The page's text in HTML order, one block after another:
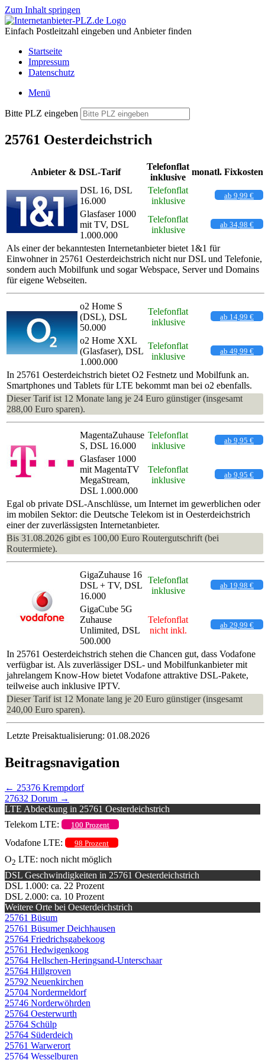
Zum Inhalt springen
Einfach Postleitzahl eingeben und Anbieter finden
Startseite
Impressum
Datenschutz
Menü
Bitte PLZ eingeben
25761 Oesterdeichstrich
Anbieter & DSL-Tarif
Telefonflat
inklusive
monatl. Fixkosten
DSL 16, DSL
16.000
Telefonflat
inklusive
ab 9,99 €
Glasfaser 1000
mit TV, DSL
1.000.000
Telefonflat
inklusive
ab 34,98 €
Als einer der bekanntesten Internetanbieter bietet 1&1 für
Einwohner in 25761 Oesterdeichstrich nicht nur DSL und Telefonie,
sondern auch Mobilfunk und sogar Webspace, Server und Domains
für eigene Webseiten.
o2 Home S
(DSL), DSL
50.000
Telefonflat
inklusive
ab 14,99 €
o2 Home XXL
(Glasfaser), DSL
1.000.000
Telefonflat
inklusive
ab 49,99 €
In 25761 Oesterdeichstrich bietet O2 Festnetz und Mobilfunk an.
Smartphones und Tablets für LTE bekommt man bei o2 ebenfalls.
Dieser Tarif ist 12 Monate lang je 24 Euro günstiger (insgesamt
288,00 Euro sparen).
MagentaZuhause
S, DSL 16.000
Telefonflat
inklusive
ab 9,95 €
Glasfaser 1000
mit MagentaTV
MegaStream,
DSL 1.000.000
Telefonflat
inklusive
ab 9,95 €
Egal ob private DSL-Anschlüsse, um Internet im gewerblichen oder
im mobilen Sektor: die Deutsche Telekom ist in Oesterdeichstrich
einer der zuverlässigsten Internetanbieter.
Bis 31.08.2026 gibt es 100,00 Euro Routergutschrift (bei
Routermiete).
GigaZuhause 16
DSL + TV, DSL
16.000
Telefonflat
inklusive
ab 19,98 €
GigaCube 5G
Zuhause
Unlimited, DSL
500.000
Telefonflat
nicht inkl.
ab 29,99 €
In 25761 Oesterdeichstrich stehen die Chancen gut, dass Vodafone
verfügbar ist. Als zuverlässiger DSL- und Mobilfunkanbieter mit
jahrelangem Know-How bietet Vodafone attraktive DSL-Pakete,
teilweise auch inklusive IPTV.
Dieser Tarif ist 12 Monate lang je 20 Euro günstiger (insgesamt
240,00 Euro sparen).
Letzte Preisaktualisierung: 01.08.2026
Beitragsnavigation
← 25376 Krempdorf
27632 Dorum →
LTE Abdeckung in 25761 Oesterdeichstrich
Telekom LTE:
100 Prozent
Vodafone LTE: 98 Prozent
O2 LTE: noch nicht möglich
DSL Geschwindigkeiten in 25761 Oesterdeichstrich
DSL 1.000: ca. 22 Prozent
DSL 2.000: ca. 10 Prozent
Weitere Orte bei Oesterdeichstrich
25761 Büsum
25761 Büsumer Deichhausen
25764 Friedrichsgabekoog
25761 Hedwigenkoog
25764 Hellschen-Heringsand-Unterschaar
25764 Hillgroven
25792 Neuenkirchen
25704 Nordermeldorf
25746 Norderwöhrden
25764 Oesterwurth
25764 Schülp
25764 Süderdeich
25761 Warwerort
25764 Wesselburen